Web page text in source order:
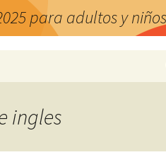
para adultos y
ingles